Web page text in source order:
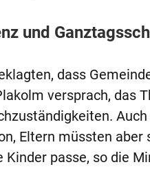
und
dass
versprach, das
Eltern müssten
passe, so die